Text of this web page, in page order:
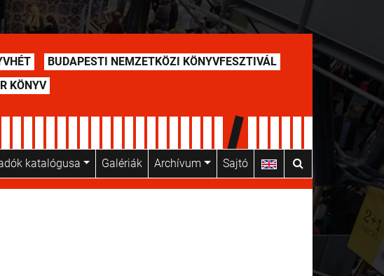
BUDAPESTI NEMZETKÖZI KÖNYVFESZTIVÁL
KÖNYV
katalógusa Galériák Archívum Sajtó